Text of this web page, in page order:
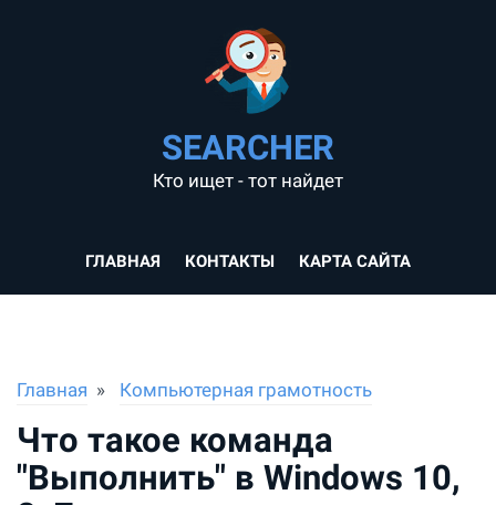
SEARCHER
Кто ищет - тот найдет
ГЛАВНАЯ КОНТАКТЫ КАРТА САЙТА
Главная Компьютерная грамотность
Что такое команда
"Выполнить" в Windows 10,